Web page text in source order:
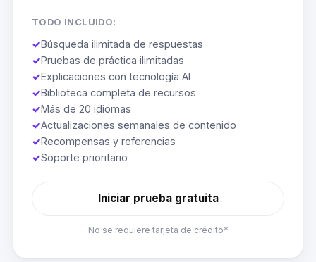
TODO INCLUIDO:
✓Búsqueda ilimitada de respuestas
✓Pruebas de práctica ilimitadas
✓Explicaciones con tecnología AI
✓Biblioteca completa de recursos
✓Más de 20 idiomas
✓Actualizaciones semanales de contenido
✓Recompensas y referencias
✓Soporte prioritario
Iniciar prueba gratuita
No se requiere tarjeta de crédito*